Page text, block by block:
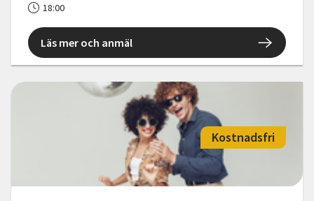
18:00
Läs mer och anmäl
Kostnadsfri